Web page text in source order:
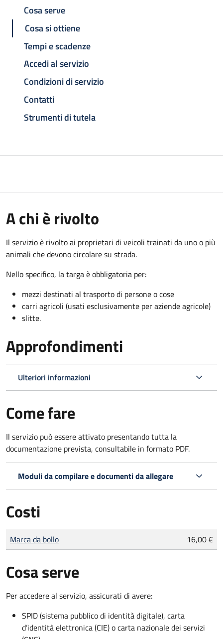
Cosa serve
Cosa si ottiene
Tempi e scadenze
Accedi al servizio
Condizioni di servizio
Contatti
Strumenti di tutela
A chi è rivolto
Il servizio è rivolto ai proprietari di veicoli trainati da uno o più
animali che devono circolare su strada.
Nello specifico, la targa è obbligatoria per:
mezzi destinati al trasporto di persone o cose
carri agricoli (usati esclusivamente per aziende agricole)
slitte.
Approfondimenti
Ulteriori informazioni
Come fare
Il servizio può essere attivato presentando tutta la
documentazione prevista, consultabile in formato PDF.
Moduli da compilare e documenti da allegare
Costi
Tipo di pagamento
Importo
Marca da bollo 16,00 €
Cosa serve
Per accedere al servizio, assicurati di avere:
SPID (sistema pubblico di identità digitale), carta
d’identità elettronica (CIE) o carta nazionale dei servizi